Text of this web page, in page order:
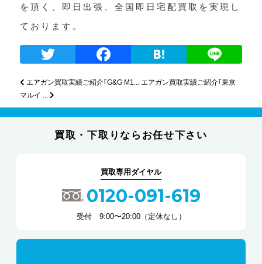
を頂く、即日出張、全国即日宅配買取を実現し
ております。
TwitterFacebookHatena
エアガン買取実績ご紹介｢G&G M1... エアガン買取実績ご紹介｢東京
マルイ ...
買取・下取りならお任せ下さい
買取専用ダイヤル
0120-091-619
受付 9:00〜20:00（定休なし）